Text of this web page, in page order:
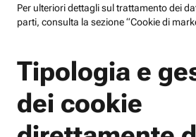
Per ulteriori dettagli sul trattamento dei
parti, consulta la sezione “Cookie di
Tipologia e
dei cookie